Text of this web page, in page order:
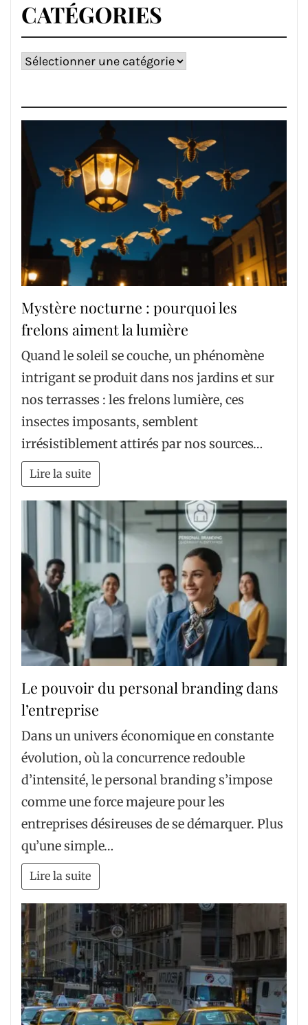
CATÉGORIES
Catégories
Mystère nocturne : pourquoi les
frelons aiment la lumière
Quand le soleil se couche, un phénomène
intrigant se produit dans nos jardins et sur
nos terrasses : les frelons lumière, ces
insectes imposants, semblent
irrésistiblement attirés par nos sources…
Lire la suite
Le pouvoir du personal branding dans
l’entreprise
Dans un univers économique en constante
évolution, où la concurrence redouble
d’intensité, le personal branding s’impose
comme une force majeure pour les
entreprises désireuses de se démarquer. Plus
qu’une simple…
Lire la suite